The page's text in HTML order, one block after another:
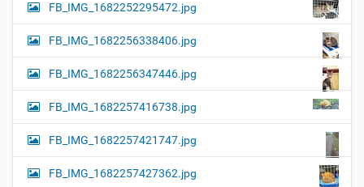
FB_IMG_1682252295472.jpg
FB_IMG_1682256338406.jpg
FB_IMG_1682256347446.jpg
FB_IMG_1682257416738.jpg
FB_IMG_1682257421747.jpg
FB_IMG_1682257427362.jpg